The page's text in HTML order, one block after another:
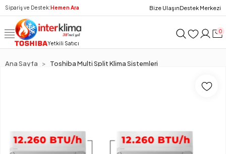
Sipariş ve Destek:Hemen Ara Bize UlaşınDestek Merkezi
Yetkili Satıcı
0
Ana Sayfa Toshiba Multi Split Klima Sistemleri